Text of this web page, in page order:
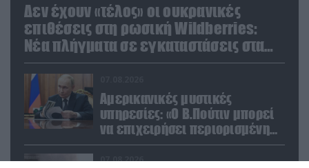
Δεν έχουν «τέλος» οι ουκρανικές
επιθέσεις στη ρωσική Wildberries:
Νέα πλήγματα σε εγκαταστάσεις στα
Ουράλια
Αμερικανικές μυστικές
υπηρεσίες: «Ο Β.Πούτιν μπορεί
να επιχειρήσει περιορισμένη
στρατιωτική επιχείρηση στην
Ευρώπη»
07.08.2026